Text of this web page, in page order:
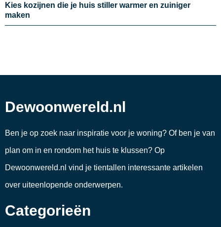
Kies kozijnen die je huis stiller warmer en zuiniger
maken
Dewoonwereld.nl
Ben je op zoek naar inspiratie voor je woning? Of ben je van
plan om in en rondom het huis te klussen? Op
Dewoonwereld.nl vind je tientallen interessante artikelen
over uiteenlopende onderwerpen.
Categorieën